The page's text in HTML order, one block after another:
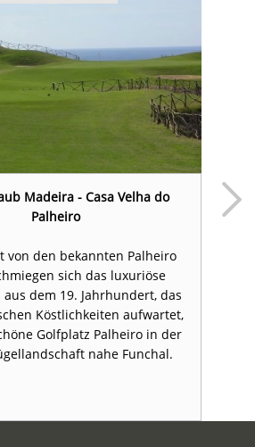
Madeira - Casa Velha do
Palheiro
von den bekannten Palheiro
sich das luxuriöse
dem 19. Jahrhundert, das
Köstlichkeiten aufwartet,
Golfplatz Palheiro in der
nahe Funchal.